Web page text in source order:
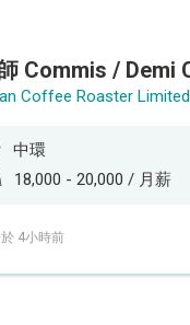
Coffee Roaster Limited
中環
18,000 - 20,000 / 月薪
4小時前